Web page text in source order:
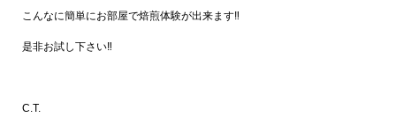
こんなに簡単にお部屋で焙煎体験が出来ます‼
是非お試し下さい‼
C.T.